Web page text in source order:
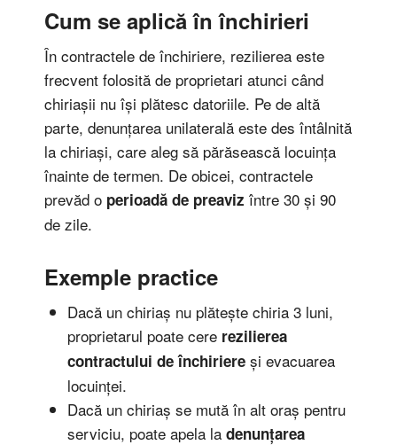
Cum se aplică în închirieri
În contractele de închiriere, rezilierea este
frecvent folosită de proprietari atunci când
chiriașii nu își plătesc datoriile. Pe de altă
parte, denunțarea unilaterală este des întâlnită
la chiriași, care aleg să părăsească locuința
înainte de termen. De obicei, contractele
prevăd o perioadă de preaviz între 30 și 90
de zile.
Exemple practice
Dacă un chiriaș nu plătește chiria 3 luni,
proprietarul poate cere rezilierea
contractului de închiriereși evacuarea
locuinței.
Dacă un chiriaș se mută în alt oraș pentru
serviciu, poate apela la denunțarea